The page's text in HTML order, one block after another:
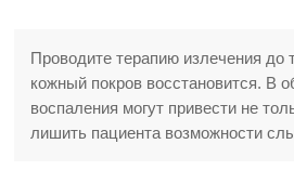
Проводите терапию излечения до
кожный покров восстановится. В
воспаления могут привести не
лишить пациента возможности